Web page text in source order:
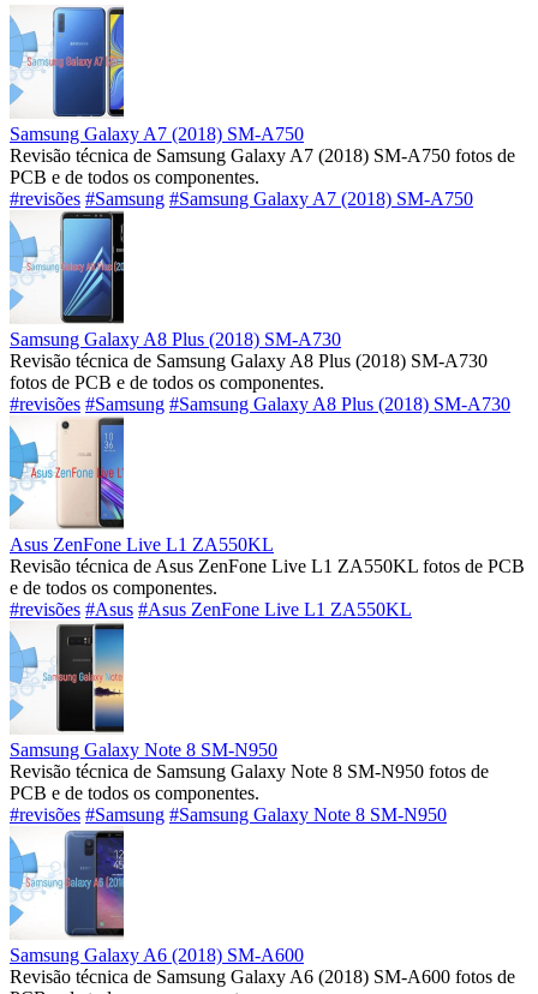
Samsung Galaxy A7 (2018) SM-A750
Revisão técnica de Samsung Galaxy A7 (2018) SM-A750 fotos de
PCB e de todos os componentes.
#revisões #Samsung #Samsung Galaxy A7 (2018) SM-A750
Samsung Galaxy A8 Plus (2018) SM-A730
Revisão técnica de Samsung Galaxy A8 Plus (2018) SM-A730
fotos de PCB e de todos os componentes.
#revisões #Samsung #Samsung Galaxy A8 Plus (2018) SM-A730
Asus ZenFone Live L1 ZA550KL
Revisão técnica de Asus ZenFone Live L1 ZA550KL fotos de PCB
e de todos os componentes.
#revisões #Asus #Asus ZenFone Live L1 ZA550KL
Samsung Galaxy Note 8 SM-N950
Revisão técnica de Samsung Galaxy Note 8 SM-N950 fotos de
PCB e de todos os componentes.
#revisões #Samsung #Samsung Galaxy Note 8 SM-N950
Samsung Galaxy A6 (2018) SM-A600
Revisão técnica de Samsung Galaxy A6 (2018) SM-A600 fotos de